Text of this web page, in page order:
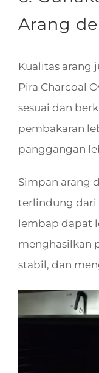
Arang
Kualitas arang
Pira Charcoal
sesuai dan
pembakaran
panggangan
Simpan arang
terlindung dari
lembap dapat
menghasilkan
stabil, dan